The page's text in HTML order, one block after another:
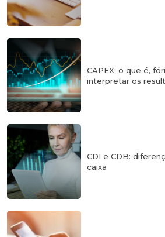
CAPEX: o que é,
interpretar os
CDI e CDB:
caixa